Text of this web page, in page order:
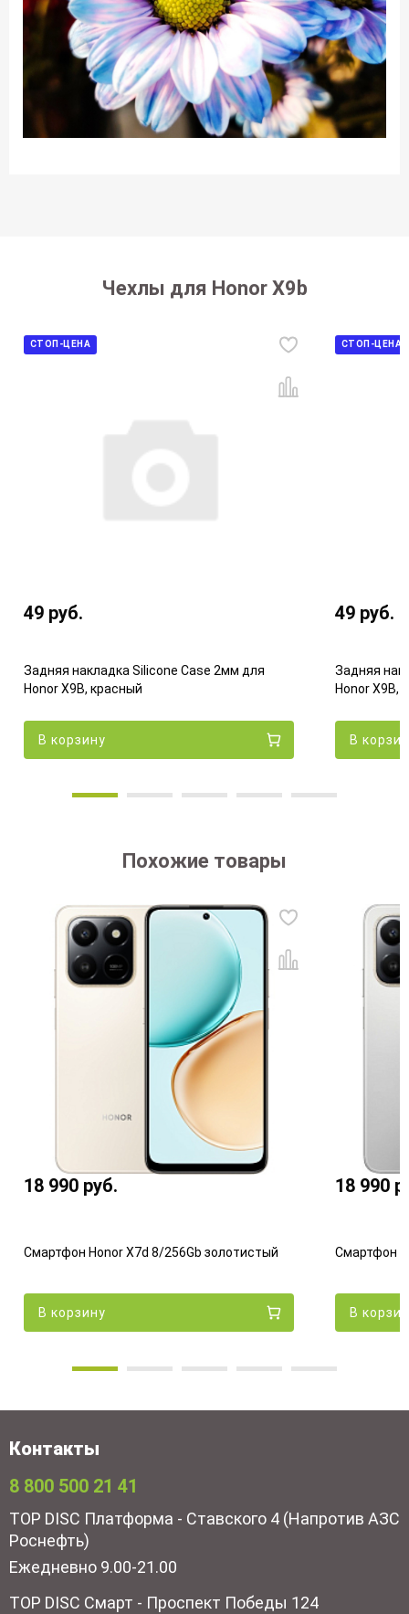
Чехлы для Honor X9b
СТОП-ЦЕНА
49 руб.
Задняя накладка Silicone Case 2мм для
Honor X9B, красный
В корзину
СТОП-ЦЕНА
49 руб.
Задняя
Honor X9B,
В
Похожие товары
18 990 руб.
Смартфон Honor X7d 8/256Gb золотистый
В корзину
18 990
Смартфон
В
Контакты
8 800 500 21 41
TOP DISC Платформа - Ставского 4 (Напротив АЗС
Роснефть)
Ежедневно 9.00-21.00
TOP DISC Смарт - Проспект Победы 124